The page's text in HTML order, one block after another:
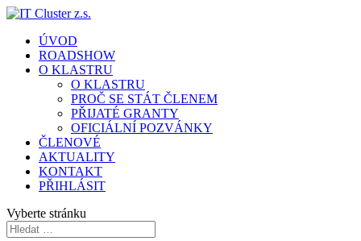
ÚVOD
ROADSHOW
O KLASTRU
O KLASTRU
PROČ SE STÁT ČLENEM
PŘIJATÉ GRANTY
OFICIÁLNÍ POZVÁNKY
ČLENOVÉ
AKTUALITY
KONTAKT
PŘIHLÁSIT
Vyberte stránku